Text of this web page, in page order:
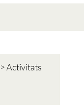
Activitats